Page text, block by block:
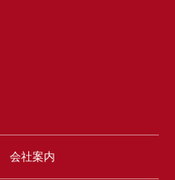
会社案内